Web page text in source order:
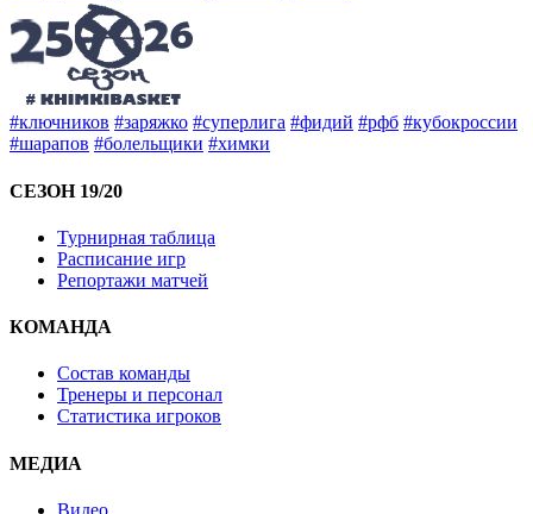
#ключников #заряжко #суперлига #фидий #рфб #кубокроссии
#шарапов #болельщики #химки
СЕЗОН 19/20
Турнирная таблица
Расписание игр
Репортажи матчей
КОМАНДА
Состав команды
Тренеры и персонал
Статистика игроков
МЕДИА
Видео